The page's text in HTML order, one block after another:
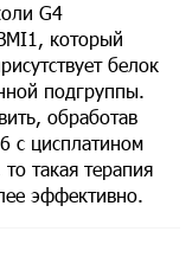
G4
который
белок
подгруппы.
обработав
с цисплатином
такая терапия
эффективно.